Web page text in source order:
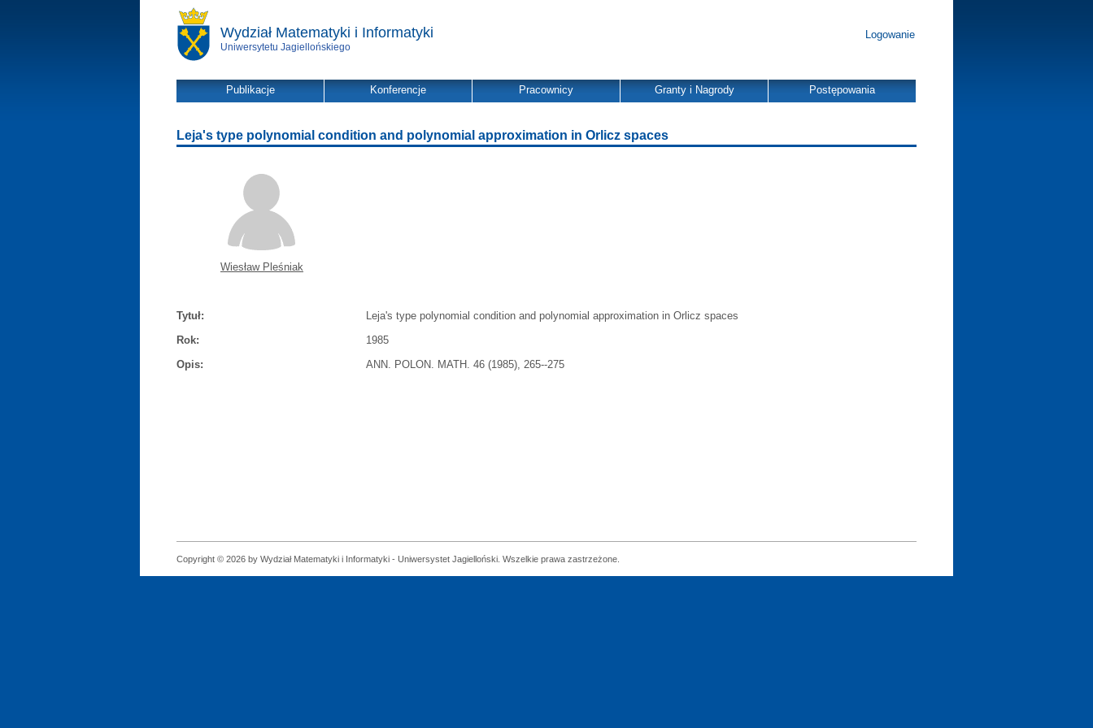
Wydział Matematyki i Informatyki
Uniwersytetu Jagiellońskiego
Logowanie
Publikacje Konferencje Pracownicy Granty i Nagrody Postępowania
Leja's type polynomial condition and polynomial approximation in Orlicz spaces
Wiesław Pleśniak
Tytuł:
Leja's type polynomial condition and polynomial approximation in Orlicz spaces
Rok:
1985
Opis:
ANN. POLON. MATH. 46 (1985), 265--275
Copyright © 2026 by Wydział Matematyki i Informatyki - Uniwersystet Jagielloński. Wszelkie prawa zastrzeżone.